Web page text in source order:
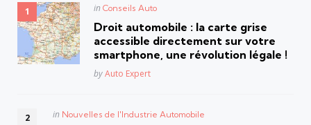
Posted
in Conseils Auto
Droit automobile : la carte grise
accessible directement sur votre
smartphone, une révolution légale !
Posted
byAuto Expert
Posted
in Nouvelles de l'Industrie Automobile